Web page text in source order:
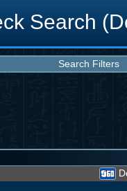
Search
Search Filters